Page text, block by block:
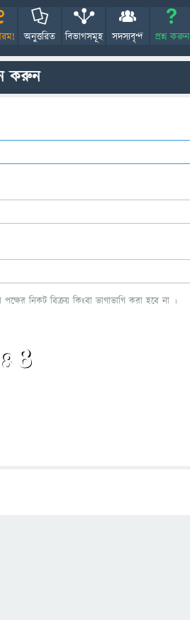
অনুত্তরিত বিভাগসমূহ সদস্যবৃন্দ প্রশ্ন করুন
করুন
নিকট বিক্রয় কিংবা ভাগাভাগি করা হবে না ।